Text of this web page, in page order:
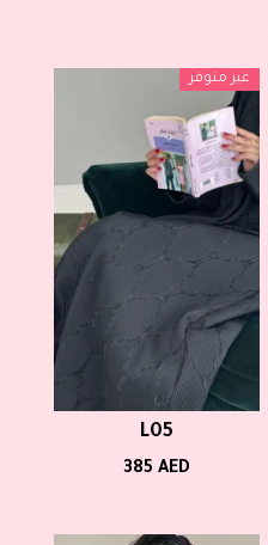
غير متوفر
L05
385 AED